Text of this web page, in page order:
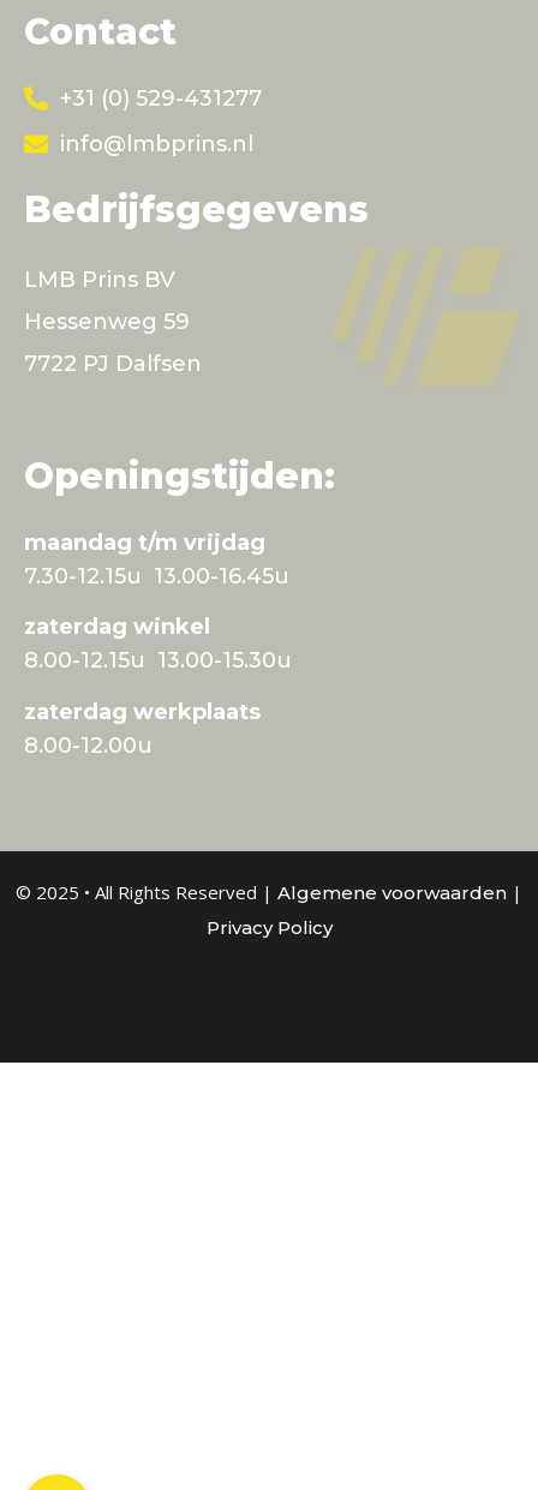
Contact
+31 (0) 529-431277
info@lmbprins.nl
Bedrijfsgegevens
LMB Prins BV
Hessenweg 59
7722 PJ Dalfsen
Openingstijden:
maandag t/m vrijdag
7.30-12.15u 13.00-16.45u
zaterdag winkel
8.00-12.15u 13.00-15.30u
zaterdag werkplaats
8.00-12.00u
© 2025 • All Rights Reserved | Algemene voorwaarden |
Privacy Policy